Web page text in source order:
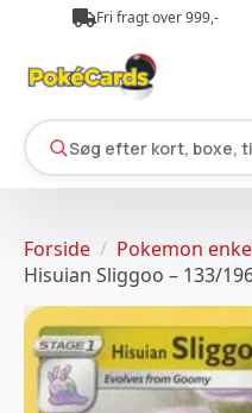
Fri fragt over 999,-
Søg efter kort, boxe,
Forside
Pokemon
Hisuian Sliggoo – 133/